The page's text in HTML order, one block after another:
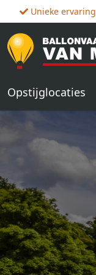
Unieke ervaring
Opstijglocaties